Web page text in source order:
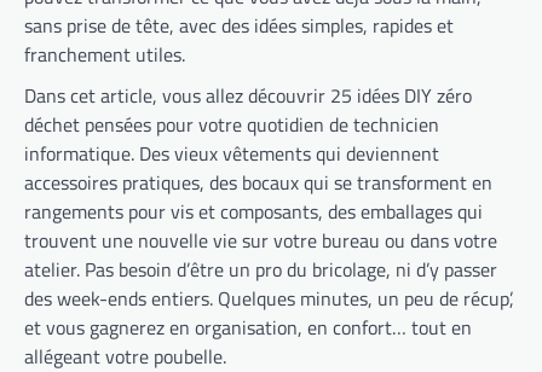
sans prise de tête, avec des idées simples, rapides et
franchement utiles.
Dans cet article, vous allez découvrir 25 idées DIY zéro
déchet pensées pour votre quotidien de technicien
informatique. Des vieux vêtements qui deviennent
accessoires pratiques, des bocaux qui se transforment en
rangements pour vis et composants, des emballages qui
trouvent une nouvelle vie sur votre bureau ou dans votre
atelier. Pas besoin d’être un pro du bricolage, ni d’y passer
des week-ends entiers. Quelques minutes, un peu de récup’,
et vous gagnerez en organisation, en confort… tout en
allégeant votre poubelle.